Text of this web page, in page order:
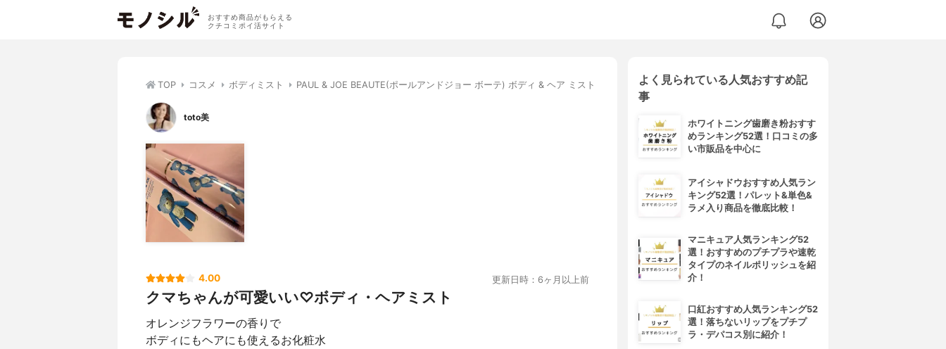
おすすめ商品がもらえる
クチコミポイ活サイト
TOP コスメ ボディミスト PAUL & JOE BEAUTE(ポールアンドジョー ボーテ) ボディ & ヘア ミスト
toto美
4.00 更新日時：6ヶ月以上前
クマちゃんが可愛いい♡ボディ・ヘアミスト
オレンジフラワーの香りで
ボディにもヘアにも使えるお化粧水
よく見られている人気おすすめ記
事
ホワイトニング歯磨き粉おすす
めランキング52選！口コミの多
い市販品を中心に
アイシャドウおすすめ人気ラン
キング52選！パレット&単色&
ラメ入り商品を徹底比較！
マニキュア人気ランキング52
選！おすすめのプチプラや速乾
タイプのネイルポリッシュを紹
介！
口紅おすすめ人気ランキング52
選！落ちないリップをプチプ
ラ・デパコス別に紹介！